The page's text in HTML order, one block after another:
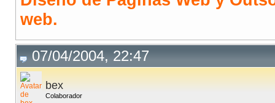
web.
07/04/2004, 22:47
bex
Colaborador